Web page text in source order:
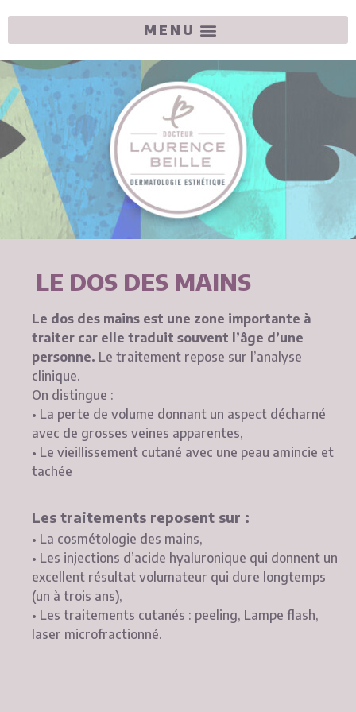
LE DOS DES MAINS
Le dos des mains est une zone importante à
traiter car elle traduit souvent l’âge d’une
personne. Le traitement repose sur l’analyse
clinique.
On distingue :
• La perte de volume donnant un aspect décharné
avec de grosses veines apparentes,
• Le vieillissement cutané avec une peau amincie et
tachée
Les traitements reposent sur :
• La cosmétologie des mains,
• Les injections d’acide hyaluronique qui donnent un
excellent résultat volumateur qui dure longtemps
(un à trois ans),
• Les traitements cutanés : peeling, Lampe flash,
laser microfractionné.